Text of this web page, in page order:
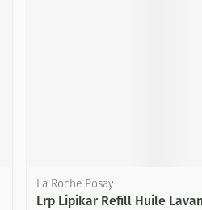
La Roche Posay
Lrp Lipikar Refill Huile